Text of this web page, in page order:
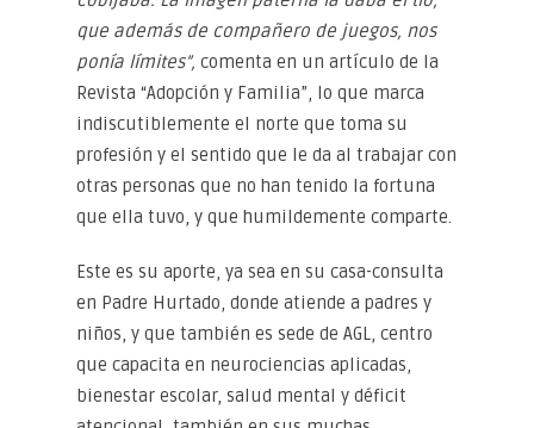
que además de compañero de juegos, nos
ponía límites”, comenta en un artículo de la
Revista “Adopción y Familia”, lo que marca
indiscutiblemente el norte que toma su
profesión y el sentido que le da al trabajar con
otras personas que no han tenido la fortuna
que ella tuvo, y que humildemente comparte.
Este es su aporte, ya sea en su casa-consulta
en Padre Hurtado, donde atiende a padres y
niños, y que también es sede de AGL, centro
que capacita en neurociencias aplicadas,
bienestar escolar, salud mental y déficit